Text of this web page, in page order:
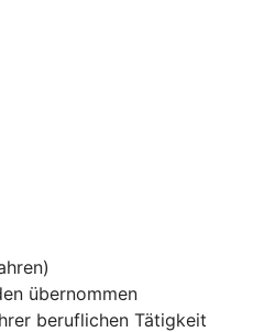
übernommen
beruflichen Tätigkeit